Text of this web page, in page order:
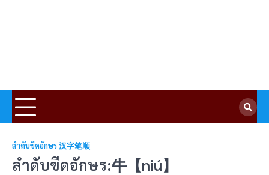
ลำดับขีดอักษร 汉字笔顺
ลำดับขีดอักษร:牛【niú】